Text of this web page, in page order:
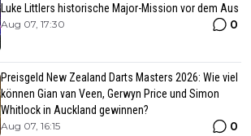
Luke Littlers historische Major-Mission vor dem Aus
Aug 07, 17:30 0
Preisgeld New Zealand Darts Masters 2026: Wie viel
können Gian van Veen, Gerwyn Price und Simon
Whitlock in Auckland gewinnen?
Aug 07, 16:15 0